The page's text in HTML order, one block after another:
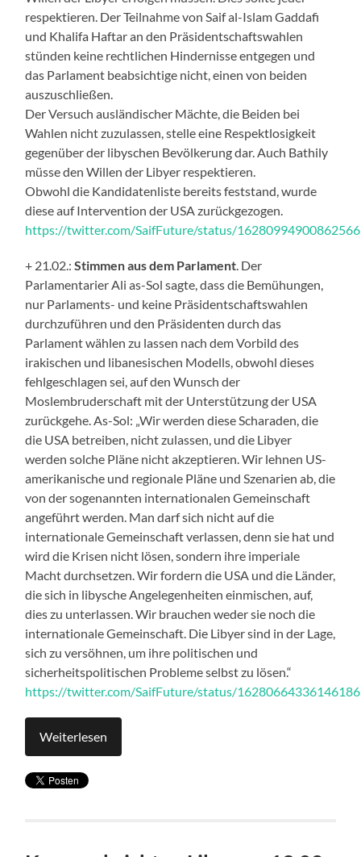
respektieren. Der Teilnahme von Saif al-Islam Gaddafi
und Khalifa Haftar an den Präsidentschaftswahlen
stünden keine rechtlichen Hindernisse entgegen und
das Parlament beabsichtige nicht, einen von beiden
auszuschließen.
Der Versuch ausländischer Mächte, die Beiden bei
Wahlen nicht zuzulassen, stelle eine Respektlosigkeit
gegenüber der libyschen Bevölkerung dar. Auch Bathily
müsse den Willen der Libyer respektieren.
Obwohl die Kandidatenliste bereits feststand, wurde
diese auf Intervention der USA zurückgezogen.
https://twitter.com/SaifFuture/status/
+ 21.02.:Stimmen aus dem Parlament . Der
Parlamentarier Ali as-Sol sagte, dass die Bemühungen,
nur Parlaments- und keine Präsidentschaftswahlen
durchzuführen und den Präsidenten durch das
Parlament wählen zu lassen nach dem Vorbild des
irakischen und libanesischen Modells, obwohl dieses
fehlgeschlagen sei, auf den Wunsch der
Moslembruderschaft mit der Unterstützung der USA
zurückgehe. As-Sol: „Wir werden diese Scharaden, die
die USA betreiben, nicht zulassen, und die Libyer
werden solche Pläne nicht akzeptieren. Wir lehnen US-
amerikanische und regionale Pläne und Szenarien ab, die
von der sogenannten internationalen Gemeinschaft
angeführt werden. Man darf sich nicht auf die
internationale Gemeinschaft verlassen, denn sie hat und
wird die Krisen nicht lösen, sondern ihre imperiale
Macht durchsetzen. Wir fordern die USA und die Länder,
die sich in libysche Angelegenheiten einmischen, auf,
dies zu unterlassen. Wir brauchen weder sie noch die
internationale Gemeinschaft. Die Libyer sind in der Lage,
sich zu versöhnen, um ihre politischen und
sicherheitspolitischen Probleme selbst zu lösen.“
https://twitter.com/SaifFuture/status/
Weiterlesen